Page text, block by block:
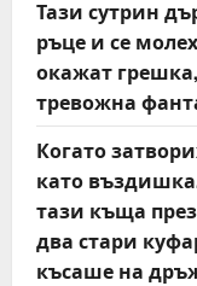
Тази сутрин
ръце и се
окажат
тревожна
Когато
като
тази къща
два стари
късаше на